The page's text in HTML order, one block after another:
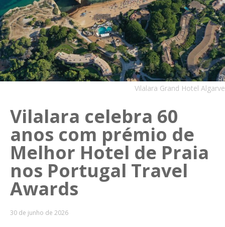
Vilalara Grand Hotel Algarve
Vilalara celebra 60
anos com prémio de
Melhor Hotel de Praia
nos Portugal Travel
Awards
30 de junho de 2026